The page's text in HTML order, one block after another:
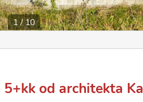
1/10
od architekta